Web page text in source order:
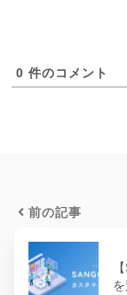
0 件のコメント
前の記事